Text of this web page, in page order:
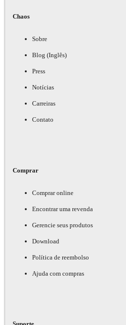
Chaos
Sobre
Blog (Inglês)
Press
Notícias
Carreiras
Contato
Comprar
Comprar online
Encontrar uma revenda
Gerencie seus produtos
Download
Política de reembolso
Ajuda com compras